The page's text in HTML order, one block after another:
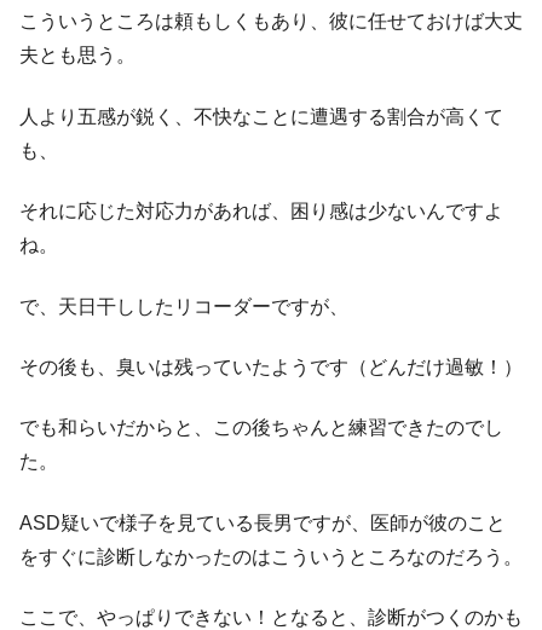
こういうところは頼もしくもあり、彼に任せておけば大丈
夫とも思う。
人より五感が鋭く、不快なことに遭遇する割合が高くて
も、
それに応じた対応力があれば、困り感は少ないんですよ
ね。
で、天日干ししたリコーダーですが、
その後も、臭いは残っていたようです（どんだけ過敏！）
でも和らいだからと、この後ちゃんと練習できたのでし
た。
ASD疑いで様子を見ている長男ですが、医師が彼のこと
をすぐに診断しなかったのはこういうところなのだろう。
ここで、やっぱりできない！となると、診断がつくのかも